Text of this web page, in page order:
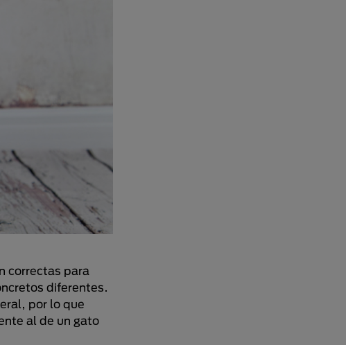
correctas para
diferentes.
por lo que
al de un gato